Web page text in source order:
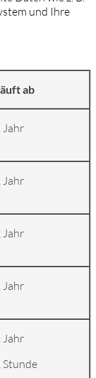
und Ihre
ab
Jahr
Jahr
Jahr
Jahr
Jahr
Stunde